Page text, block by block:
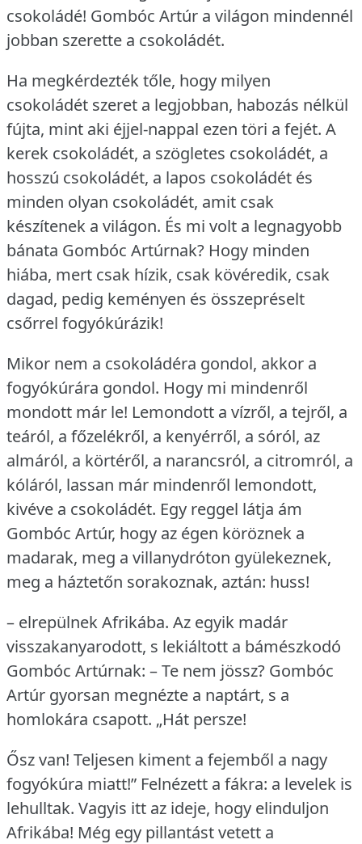
csokoládé! Gombóc Artúr a világon mindennél
jobban szerette a csokoládét.
Ha megkérdezték tőle, hogy milyen
csokoládét szeret a legjobban, habozás nélkül
fújta, mint aki éjjel-nappal ezen töri a fejét. A
kerek csokoládét, a szögletes csokoládét, a
hosszú csokoládét, a lapos csokoládét és
minden olyan csokoládét, amit csak
készítenek a világon. És mi volt a legnagyobb
bánata Gombóc Artúrnak? Hogy minden
hiába, mert csak hízik, csak kövéredik, csak
dagad, pedig keményen és összepréselt
csőrrel fogyókúrázik!
Mikor nem a csokoládéra gondol, akkor a
fogyókúrára gondol. Hogy mi mindenről
mondott már le! Lemondott a vízről, a tejről, a
teáról, a főzelékről, a kenyérről, a sóról, az
almáról, a körtéről, a narancsról, a citromról, a
kóláról, lassan már mindenről lemondott,
kivéve a csokoládét. Egy reggel látja ám
Gombóc Artúr, hogy az égen köröznek a
madarak, meg a villanydróton gyülekeznek,
meg a háztetőn sorakoznak, aztán: huss!
– elrepülnek Afrikába. Az egyik madár
visszakanyarodott, s lekiáltott a bámészkodó
Gombóc Artúrnak: – Te nem jössz? Gombóc
Artúr gyorsan megnézte a naptárt, s a
homlokára csapott. „Hát persze!
Ősz van! Teljesen kiment a fejemből a nagy
fogyókúra miatt!” Felnézett a fákra: a levelek is
lehulltak. Vagyis itt az ideje, hogy elinduljon
Afrikába! Még egy pillantást vetett a